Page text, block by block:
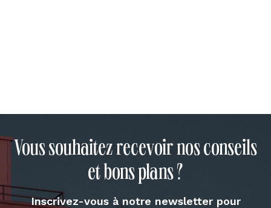
Vous souhaitez recevoir nos conseils
et bons plans ?
Inscrivez-vous à notre newsletter pour